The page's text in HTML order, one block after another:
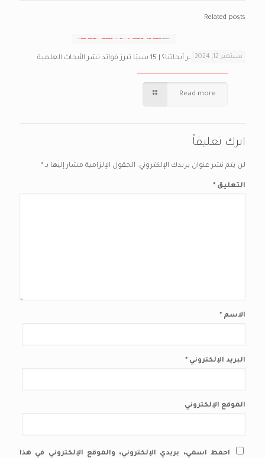
Related posts
سبتمبر 12, 2024
لماذا نحتاج إلى نشر أبحاثنا؟ | 15 سببًا تبرز فوائد نشر الأبحاث العلمية
Read more
اترك تعليقاً
لن يتم نشر عنوان بريدك الإلكتروني. الحقول الإلزامية مشار إليها بـ *
التعليق *
الاسم *
البريد الإلكتروني *
الموقع الإلكتروني
احفظ اسمي، بريدي الإلكتروني، والموقع الإلكتروني في هذا